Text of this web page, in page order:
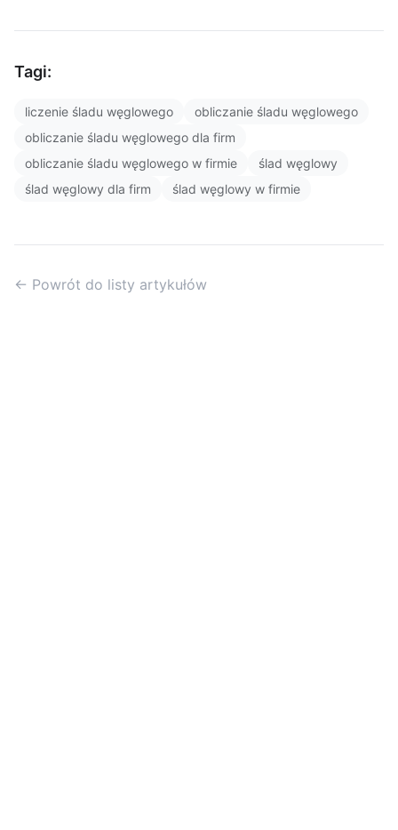
Tagi:
liczenie śladu węglowego
obliczanie śladu węglowego
obliczanie śladu węglowego dla firm
obliczanie śladu węglowego w firmie
ślad węglowy
ślad węglowy dla firm
ślad węglowy w firmie
← Powrót do listy artykułów